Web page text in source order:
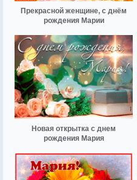
Прекрасной женщине, с днём
рождения Марии
Новая открытка с днем
рождения Мария